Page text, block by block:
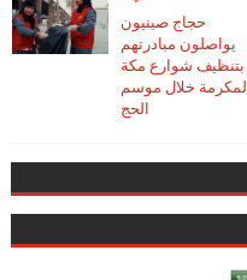
حجاج صينيون
يواصلون مبادرتهم
بتنظيف شوارع مكة
المكرمة خلال موسم
الحج